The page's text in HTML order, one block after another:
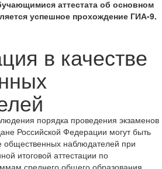
аттестата об основном
успешное прохождение ГИА-9.
в качестве
порядка проведения экзаменов
Российской Федерации могут быть
общественных наблюдателей при
итоговой аттестации по
среднего общего образования